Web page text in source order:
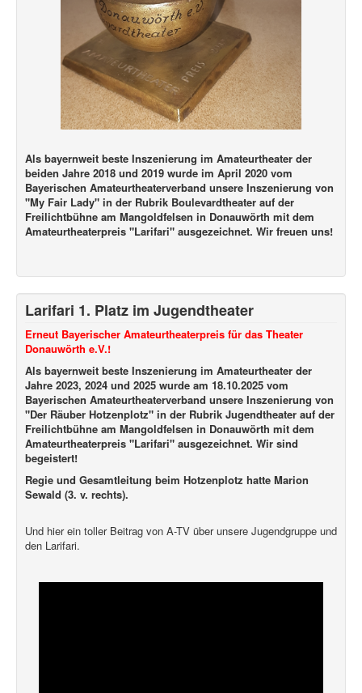
Als bayernweit beste Inszenierung im Amateurtheater der
beiden Jahre 2018 und 2019 wurde im April 2020 vom
Bayerischen Amateurtheaterverband unsere Inszenierung von
"My Fair Lady" in der Rubrik Boulevardtheater auf der
Freilichtbühne am Mangoldfelsen in Donauwörth mit dem
Amateurtheaterpreis "Larifari" ausgezeichnet. Wir freuen uns!
Larifari 1. Platz im Jugendtheater
Erneut Bayerischer Amateurtheaterpreis für das Theater
Donauwörth e.V.!
Als bayernweit beste Inszenierung im Amateurtheater der
Jahre 2023, 2024 und 2025 wurde am 18.10.2025 vom
Bayerischen Amateurtheaterverband unsere Inszenierung von
"Der Räuber Hotzenplotz" in der Rubrik Jugendtheater auf der
Freilichtbühne am Mangoldfelsen in Donauwörth mit dem
Amateurtheaterpreis "Larifari" ausgezeichnet. Wir sind
begeistert!
Regie und Gesamtleitung beim Hotzenplotz hatte Marion
Sewald (3. v. rechts).
Und hier ein toller Beitrag von A-TV über unsere Jugendgruppe und
den Larifari.